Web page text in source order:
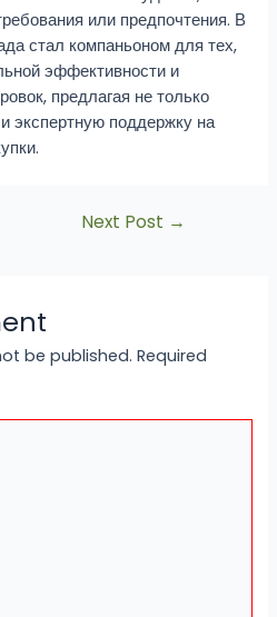
или предпочтения. В
стал компаньоном для тех,
эффективности и
предлагая не только
экспертную поддержку на
Next Post →
be published. Required